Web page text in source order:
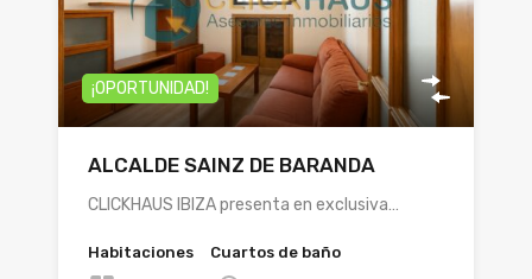
¡OPORTUNIDAD!
ALCALDE SAINZ DE BARANDA
CLICKHAUS IBIZA presenta en exclusiva…
Habitaciones Cuartos de baño